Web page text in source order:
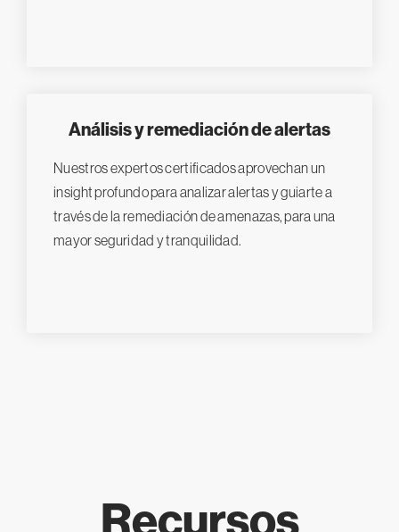
Análisis y remediación de alertas
Nuestros expertos certificados aprovechan un
insight profundo para analizar alertas y guiarte a
través de la remediación de amenazas, para una
mayor seguridad y tranquilidad.